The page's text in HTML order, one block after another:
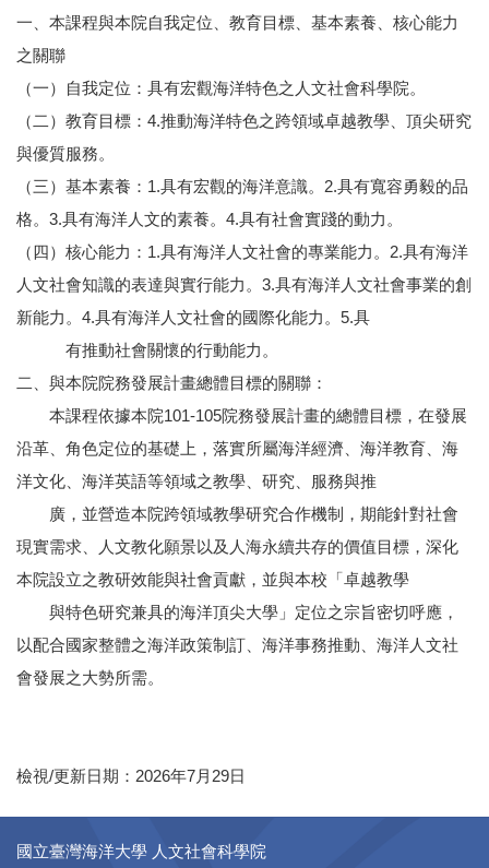
一、本課程與本院自我定位、教育目標、基本素養、核心能力
之關聯
（一）自我定位：具有宏觀海洋特色之人文社會科學院。
（二）教育目標：4.推動海洋特色之跨領域卓越教學、頂尖研究
與優質服務。
（三）基本素養：1.具有宏觀的海洋意識。2.具有寬容勇毅的品
格。3.具有海洋人文的素養。4.具有社會實踐的動力。
（四）核心能力：1.具有海洋人文社會的專業能力。2.具有海洋
人文社會知識的表達與實行能力。3.具有海洋人文社會事業的創
新能力。4.具有海洋人文社會的國際化能力。5.具
有推動社會關懷的行動能力。
二、與本院院務發展計畫總體目標的關聯：
本課程依據本院101-105院務發展計畫的總體目標，在發展
沿革、角色定位的基礎上，落實所屬海洋經濟、海洋教育、海
洋文化、海洋英語等領域之教學、研究、服務與推
廣，並營造本院跨領域教學研究合作機制，期能針對社會
現實需求、人文教化願景以及人海永續共存的價值目標，深化
本院設立之教研效能與社會貢獻，並與本校「卓越教學
與特色研究兼具的海洋頂尖大學」定位之宗旨密切呼應，
以配合國家整體之海洋政策制訂、海洋事務推動、海洋人文社
會發展之大勢所需。
檢視/更新日期：2026年7月29日
國立臺灣海洋大學 人文社會科學院